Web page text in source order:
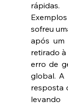
rápidas.
sofreu
após um
retirado à
erro de
global. A
resposta